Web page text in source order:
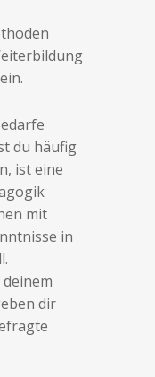
du häufig
ist eine
mit
in
dir